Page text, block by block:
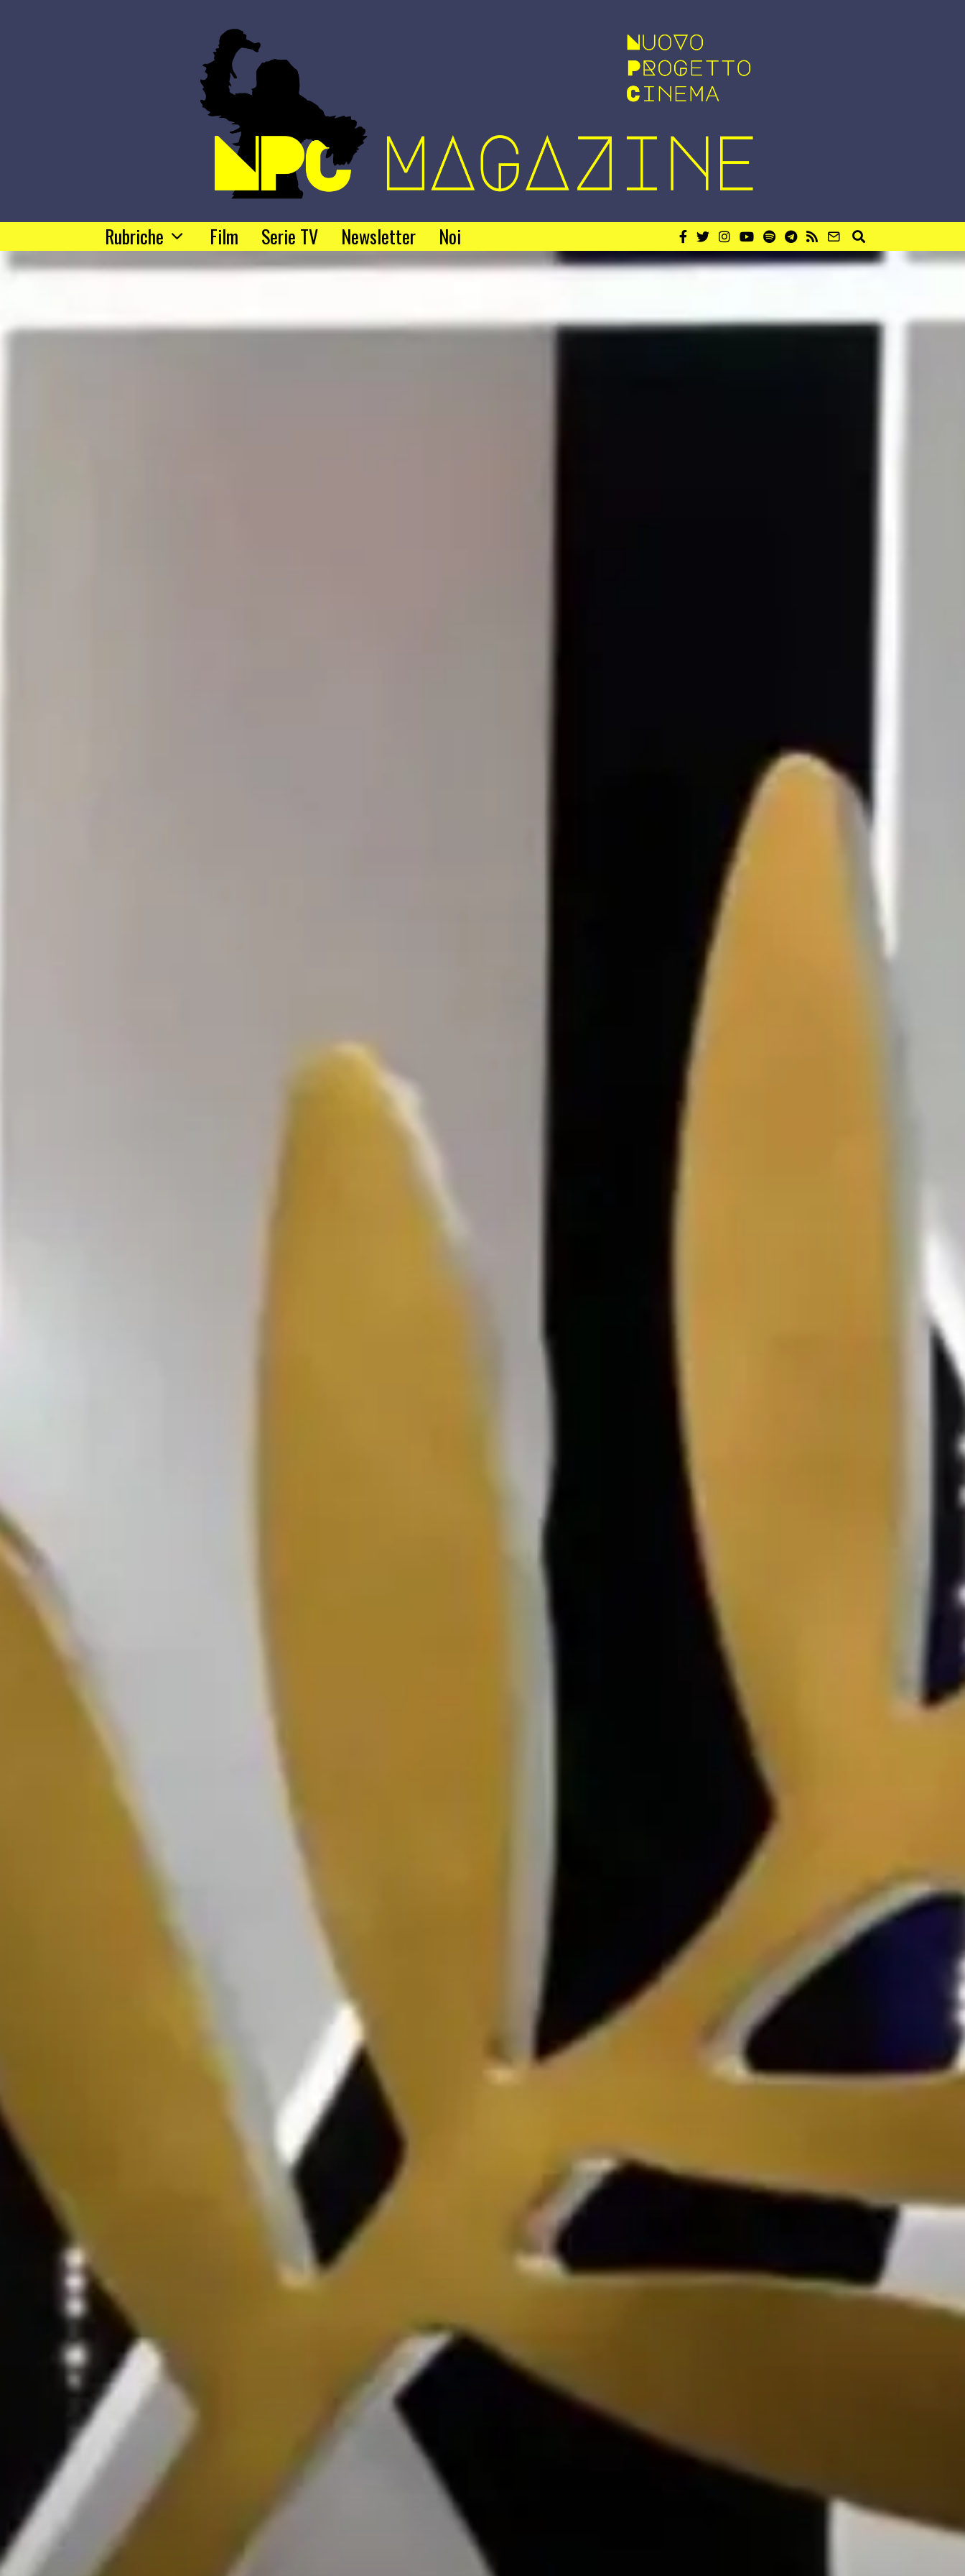
Rubriche Film Serie TV Newsletter Noi